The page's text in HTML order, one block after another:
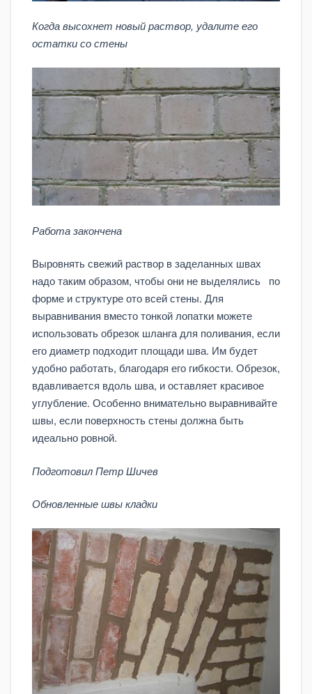
Когда высохнет новый раствор, удалите его
остатки со стены
Работа закончена
Выровнять свежий раствор в заделанных швах
надо таким образом, чтобы они не выделялись по
форме и структуре ото всей стены. Для
выравнивания вместо тонкой лопатки можете
использовать обрезок шланга для поливания, если
его диаметр подходит площади шва. Им будет
удобно работать, благодаря его гибкости. Обрезок,
вдавливается вдоль шва, и оставляет красивое
углубление. Особенно внимательно выравнивайте
швы, если поверхность стены должна быть
идеально ровной.
Подготовил Петр Шичев
Обновленные швы кладки